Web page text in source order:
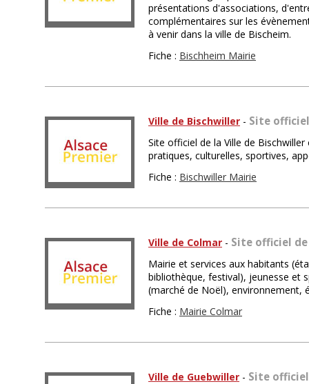
présentations d'associations,
complémentaires sur les
à venir dans la ville de Bischeim.
Fiche : Bischheim Mairie
Ville de Bischwiller - Site
Site officiel de la Ville de
pratiques, culturelles, sportives,
Fiche : Bischwiller Mairie
Ville de Colmar - Site officiel
Mairie et services aux habitants
bibliothèque, festival), jeunesse et
(marché de Noël), environnement,
Fiche : Mairie Colmar
Ville de Guebwiller - Site